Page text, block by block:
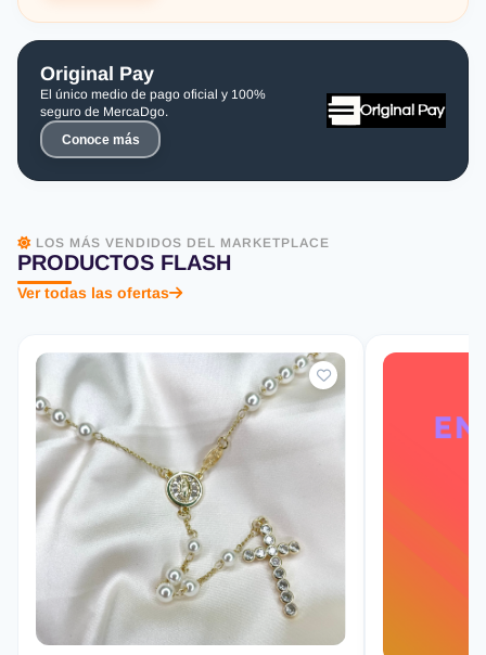
Original Pay
El único medio de pago oficial y 100%
seguro de MercaDgo.
Conoce más
LOS MÁS VENDIDOS DEL MARKETPLACE
PRODUCTOS FLASH
Ver todas las ofertas